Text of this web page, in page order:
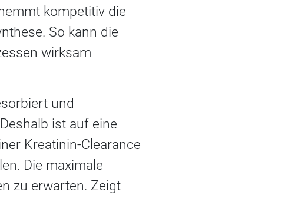
kompetitiv die
So kann die
wirksam
und
ist auf eine
Kreatinin-Clearance
Die maximale
zu erwarten. Zeigt